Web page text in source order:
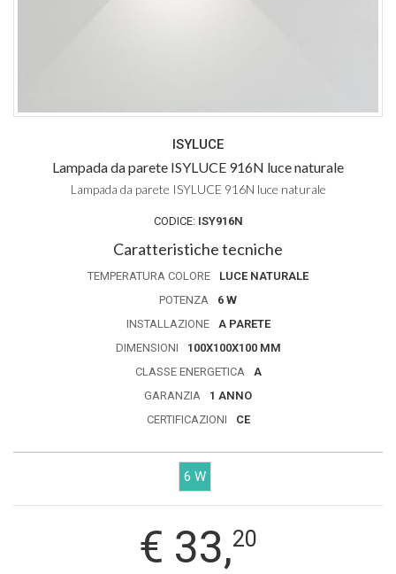
ISYLUCE
Lampada da parete ISYLUCE 916N luce naturale
Lampada da parete ISYLUCE 916N luce naturale
CODICE: ISY916N
Caratteristiche tecniche
TEMPERATURA COLORE
LUCE NATURALE
POTENZA
6 W
INSTALLAZIONE
A PARETE
DIMENSIONI
100X100X100 MM
CLASSE ENERGETICA
A
GARANZIA
1 ANNO
CERTIFICAZIONI
CE
6 W
€ 33,20